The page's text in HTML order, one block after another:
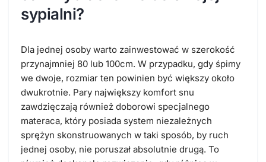
sypialni?
Dla jednej osoby warto zainwestować w szerokość
przynajmniej 80 lub 100cm. W przypadku, gdy śpimy
we dwoje, rozmiar ten powinien być większy około
dwukrotnie. Pary największy komfort snu
zawdzięczają również doborowi specjalnego
materaca, który posiada system niezależnych
sprężyn skonstruowanych w taki sposób, by ruch
jednej osoby, nie poruszał absolutnie drugą. To